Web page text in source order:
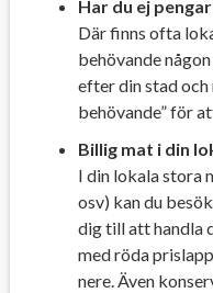
Har du ej
Där finns ofta
behövande
efter din stad och
behövande” för
Billig mat i din
I din lokala stora
osv) kan du
dig till att handla
med röda
nere. Även